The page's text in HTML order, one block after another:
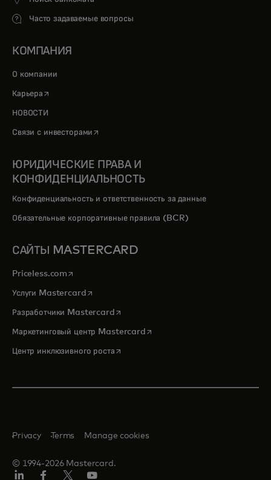
Часто задаваемые вопросы
КОМПАНИЯ
О компании
Карьера opens in a new tab
НОВОСТИ
Связи с инвесторами opens in a new tab
ЮРИДИЧЕСКИЕ ПРАВА И
КОНФИДЕНЦИАЛЬНОСТЬ
Конфиденциальность и ответственность за данные
Обязательные корпоративные правила (BCR)
САЙТЫ MASTERCARD
Priceless.com opens in a new tab
Услуги Mastercardopens in a new tab
Разработчики Mastercardopens in a new tab
Маркетинговый центр Mastercardopens in a new tab
Центр инклюзивного ростаopens in a new tab
© 1994-2026 Mastercard.
Privacy Terms Manage cookies